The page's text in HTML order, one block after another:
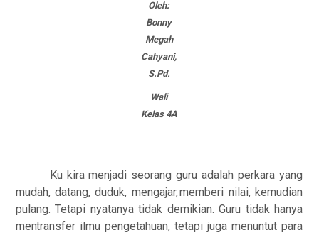
Oleh:
Bonny
Megah
Cahyani,
S.Pd.
Wali
Kelas 4A
Ku kira menjadi seorang guru adalah perkara yang
mudah, datang, duduk, mengajar,memberi nilai, kemudian
pulang. Tetapi nyatanya tidak demikian. Guru tidak hanya
mentransfer ilmu pengetahuan, tetapi juga menuntut para